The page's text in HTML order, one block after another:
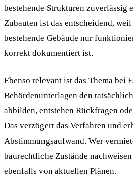
bestehende Strukturen zuverlässig
Zubauten ist das entscheidend,
bestehende Gebäude nur
korrekt dokumentiert ist.
Ebenso relevant ist das Thema bei
Behördenunterlagen den
abbilden, entstehen Rückfragen
Das verzögert das Verfahren und
Abstimmungsaufwand. Wer
baurechtliche Zustände
ebenfalls von aktuellen Plänen.